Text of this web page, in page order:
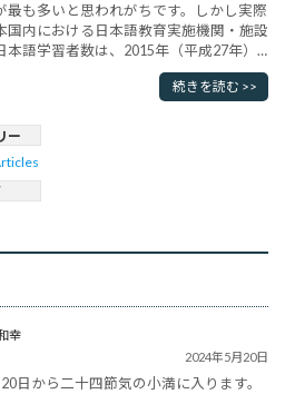
最も多いと思われがちです。しかし実際
国内における日本語教育実施機関・施設
本語学習者数は、2015年（平成27年）
19万人なのに対し、世界全体の日本語
同年現在で約365万人となっていて、約
２位インドネシア745,125人、3位大韓
･･
続きを読む >>
ー
幸
2024年5月20日
日から二十四節気の小満に入ります。